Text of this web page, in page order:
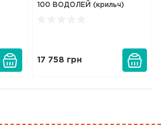
100 ВОДОЛЕЙ (крильч)
17 758 грн